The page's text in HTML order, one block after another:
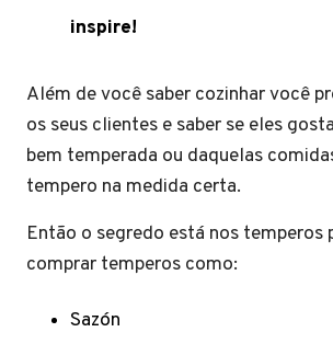
inspire!
Além de você saber cozinhar você
os seus clientes e saber se eles
bem temperada ou daquelas
tempero na medida certa.
Então o segredo está nos temperos
comprar temperos como:
Sazón